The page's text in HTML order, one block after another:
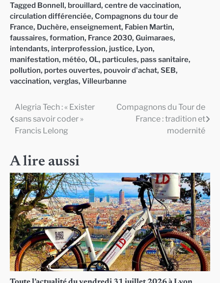
Tagged Bonnell, brouillard, centre de vaccination,
circulation différenciée, Compagnons du tour de
France, Duchère, enseignement, Fabien Martin,
faussaires, formation, France 2030, Guimaraes,
intendants, interprofession, justice, Lyon,
manifestation, météo, OL, particules, pass sanitaire,
pollution, portes ouvertes, pouvoir d'achat, SEB,
vaccination, verglas, Villeurbanne
Navigation
de
Alegria Tech : « Exister
sans savoir coder »
Francis Lelong
Compagnons du Tour de
France : tradition et
modernité
A lire aussi